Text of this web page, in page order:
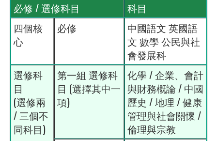
必修 / 選修科目
科目
四個核
心
必修
中國語文 英國語
文 數學 公民與社
會發展科
選修科
目
(選修兩
/ 三個不
同科目)
第一組 選修科
目 (選擇其中一
項)
化學 / 企業、會計
與財務概論 / 中國
歷史 / 地理 / 健康
管理與社會關懷 /
倫理與宗教